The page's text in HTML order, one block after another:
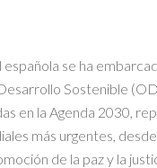
española se ha
Sostenible
en la Agenda 2030,
más urgentes,
de la paz y la